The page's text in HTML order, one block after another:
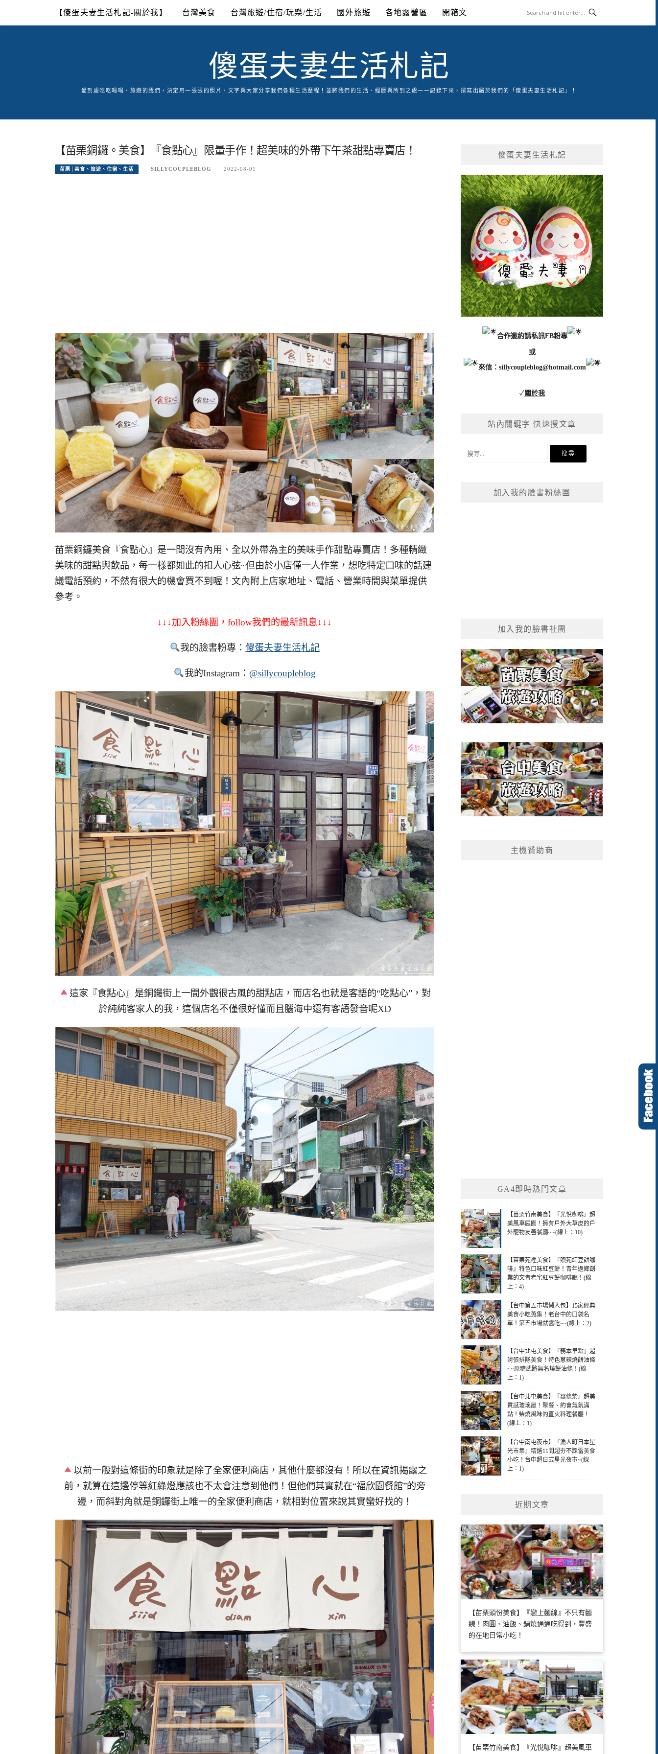
content
【傻蛋夫妻生活札記-關於我】 台灣美食 台灣旅遊/住宿/玩樂/生活 國外旅遊 各地露營區 開箱文
傻蛋夫妻生活札記
愛到處吃吃喝喝、旅遊的我們，決定用一張張的照片、文字與大家分享我們各種生活歷程！並將我們的生活、經歷與所到之處一一記錄下來，撰寫出屬於我們的「傻蛋夫妻生活札記」！
【苗栗銅鑼。美食】『食點心』限量手作！超美味的外帶下午茶甜點專賣店！
苗栗│美食、旅遊、住宿、生活 SILLYCOUPLEBLOG 2022-08-01
苗栗銅鑼美食『食點心』是一間沒有內用、全以外帶為主的美味手作甜點專賣店！多種精緻
美味的甜點與飲品，每一樣都如此的扣人心弦~但由於小店僅一人作業，想吃特定口味的話建
議電話預約，不然有很大的機會買不到喔！文內附上店家地址、電話、營業時間與菜單提供
參考。
↓↓↓加入粉絲團，follow我們的最新訊息↓↓↓
我的臉書粉專：傻蛋夫妻生活札記
我的Instagram： @sillycoupleblog
這家『食點心』是銅鑼街上一間外觀很古風的甜點店，而店名也就是客語的“吃點心”，對
於純純客家人的我，這個店名不僅很好懂而且腦海中還有客語發音呢XD
以前一般對這條街的印象就是除了全家便利商店，其他什麼都沒有！所以在資訊揭露之
前，就算在這邊停等紅綠燈應該也不太會注意到他們！但他們其實就在“福欣園餐館”的旁
邊，而斜對角就是銅鑼街上唯一的全家便利商店，就相對位置來說其實蠻好找的！
傻蛋夫妻生活札記
合作邀約請私訊FB粉專
或
來信： sillycoupleblog@hotmail.com
✓關於我
站內關鍵字 快速搜文章
加入我的臉書粉絲團
加入我的臉書社團
主機贊助商
GA4即時熱門文章
【苗栗竹南美食】『光悅咖啡』超
美風車庭園！擁有戶外大草皮的戶
外寵物友善餐廳~~(線上：10)
【苗栗苑裡美食】『煦苑紅豆餅咖
啡』特色口味紅豆餅！青年返鄉創
業的文青老宅紅豆餅咖啡廳！(線
上：4)
【台中第五市場懶人包】15家經典
美食小吃蒐集！老台中的口袋名
單！第五市場就醬吃~~(線上：2)
【台中北屯美食】『務本早點』超
誇張排隊美食！特色蔥辣燒餅油條
~~原精武路無名燒餅油條！(線
上：1)
【台中北屯美食】『燚條柴』超美
質感玻璃屋！聚餐、約會氣氛滿
點！柴燒風味的直火料理餐廳！
(線上：1)
【台中南屯夜市】『漁人町日本星
光市集』精選11間超夯不踩雷美食
小吃！台中超日式星光夜市~(線
上：1)
近期文章
【苗栗頭份美食】『戀上麵線』不只有麵
線！肉圓、油飯、鍋燒通通吃得到，豐盛
的在地日常小吃！
【苗栗竹南美食】『光悅咖啡』超美風車